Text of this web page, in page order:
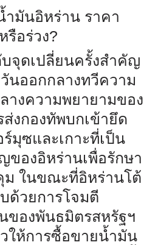
ำมันอิหร่าน ราคา
รือร่วง?
จุดเปลี่ยนครั้งสำคัญ
นออกกลางทวีความ
างความพยายามของ
งกองทัพบกเข้ายึด
มุซและเกาะที่เป็น
องอิหร่านเพื่อรักษา
ม ในขณะที่อิหร่านโต้
ด้วยการโจมตี
ของพันธมิตรสหรัฐฯ
ให้การซื้อขายน้ำมัน